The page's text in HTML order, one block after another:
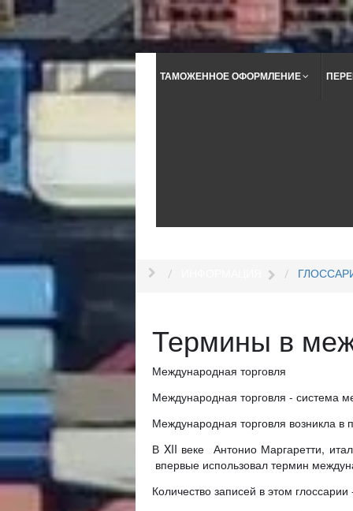
ТАМОЖЕННОЕ ОФОРМЛЕНИЕ
Термины в
Международная торговля
Международная торговля - система
Международная торговля возникла
В XII веке Антонио Маргаретти,
впервые использовал термин
Количество записей в этом глоссарии